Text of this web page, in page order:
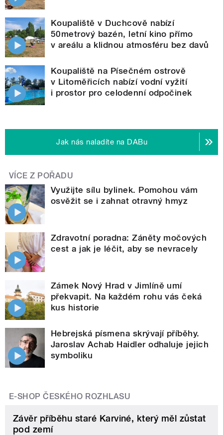
Koupaliště v Duchcově nabízí
50metrový bazén, letní kino přímo
v areálu a klidnou atmosféru bez davů
Koupaliště na Písečném ostrově
v Litoměřicích nabízí vodní vyžití
i prostor pro celodenní odpočinek
Jak nás naladíte na DABu
VÍCE Z POŘADU
Využijte sílu bylinek. Pomohou vám
osvěžit se i zahnat otravný hmyz
Zdravotní poradna: Záněty močových
cest a jak je léčit, aby se nevracely
Zámek Nový Hrad v Jimlíně umí
překvapit. Na každém rohu vás čeká
kus historie
Hebrejská písmena skrývají příběhy.
Jaroslav Achab Haidler odhaluje jejich
symboliku
E-SHOP ČESKÉHO ROZHLASU
Závěr příběhu staré Karviné, který měl zůstat
pod zemí